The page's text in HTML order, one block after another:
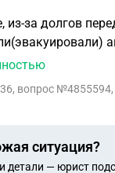
из-за долгов
паспорт.
сказал что
, вопрос
ситуация?
детали — юрист